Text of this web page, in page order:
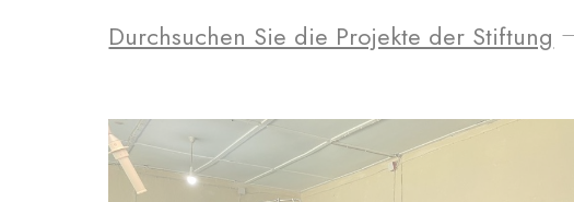
Durchsuchen Sie die Projekte der Stiftung